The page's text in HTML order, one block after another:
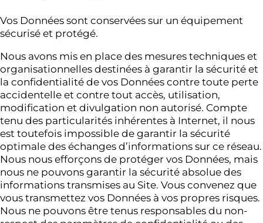
Vos Données sont conservées sur un équipement
sécurisé et protégé.
Nous avons mis en place des mesures techniques et
organisationnelles destinées à garantir la sécurité et
la confidentialité de vos Données contre toute perte
accidentelle et contre tout accès, utilisation,
modification et divulgation non autorisé. Compte
tenu des particularités inhérentes à Internet, il nous
est toutefois impossible de garantir la sécurité
optimale des échanges d’informations sur ce réseau.
Nous nous efforçons de protéger vos Données, mais
nous ne pouvons garantir la sécurité absolue des
informations transmises au Site. Vous convenez que
vous transmettez vos Données à vos propres risques.
Nous ne pouvons être tenus responsables du non-